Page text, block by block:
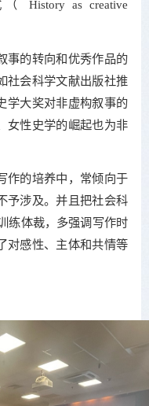
History as creative
事的转向和优秀作品的
社会科学文献出版社推
学大奖对非虚构叙事的
女性史学的崛起也为非
作的培养中，常倾向于
予涉及。并且把社会科
练体裁，多强调写作时
对感性、主体和共情等